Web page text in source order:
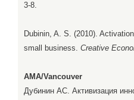
3-8.
Dubinin, A. S. (2010).
small business. Creative
AMA/Vancouver
Дубинин АС. Активизация